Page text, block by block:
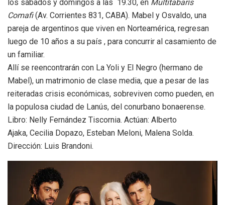
los sábados y domingos a las 19.30, en Multitabarís
Comafi(Av. Corrientes 831, CABA). Mabel y Osvaldo, una
pareja de argentinos que viven en Norteamérica, regresan
luego de 10 años a su país , para concurrir al casamiento de
un familiar.
Allí se reencontrarán con La Yoli y El Negro (hermano de
Mabel), un matrimonio de clase media, que a pesar de las
reiteradas crisis económicas, sobreviven como pueden, en
la populosa ciudad de Lanús, del conurbano bonaerense.
Libro: Nelly Fernández Tiscornia. Actúan: Alberto
Ajaka, Cecilia Dopazo, Esteban Meloni, Malena Solda.
Dirección: Luis Brandoni.